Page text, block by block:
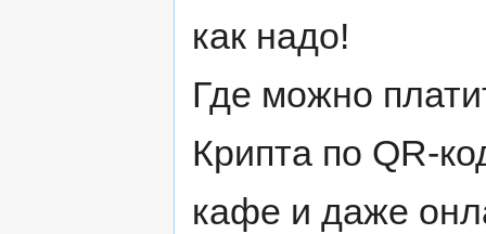
как надо!
Где можно
Крипта по QR-
кафе и даже